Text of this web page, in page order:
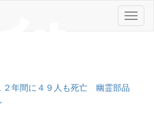
メ
ニ
年間に４９人も死亡 幽霊部品